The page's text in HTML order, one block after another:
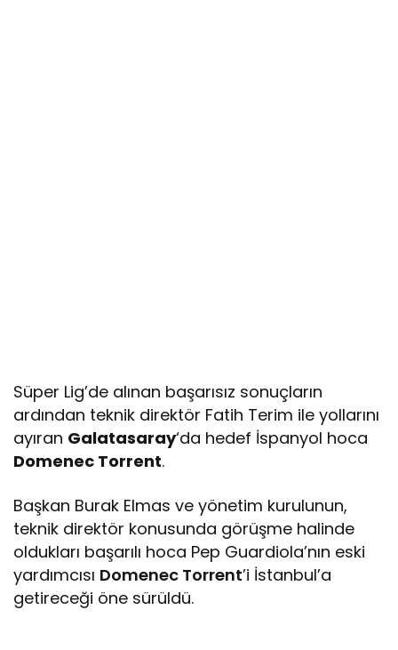
Süper Lig’de alınan başarısız sonuçların
ardından teknik direktör Fatih Terim ile yollarını
ayıran Galatasaray‘da hedef İspanyol hoca
Domenec Torrent.
Başkan Burak Elmas ve yönetim kurulunun,
teknik direktör konusunda görüşme halinde
oldukları başarılı hoca Pep Guardiola’nın eski
yardımcısı Domenec Torrent’i İstanbul’a
getireceği öne sürüldü.